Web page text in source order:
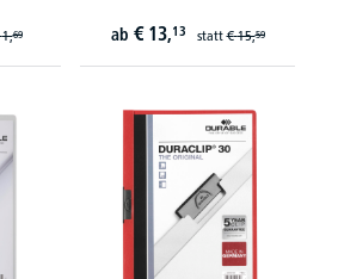
1,69 ab € 13,13 statt€ 15,59